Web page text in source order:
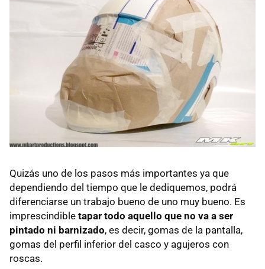
Quizás uno de los pasos más importantes ya que
dependiendo del tiempo que le dediquemos, podrá
diferenciarse un trabajo bueno de uno muy bueno. Es
imprescindible tapar todo aquello que no va a ser
pintado ni barnizado, es decir, gomas de la pantalla,
gomas del perfil inferior del casco y agujeros con
roscas.